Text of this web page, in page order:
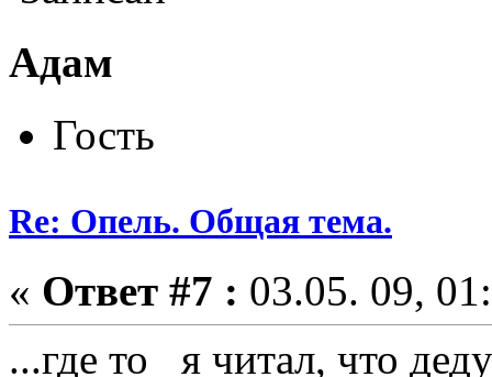
Адам
Гость
Re: Опель. Общая тема.
« Ответ #7 : 03.05. 09,
...где то я читал, что